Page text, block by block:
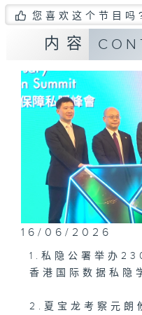
您喜欢这个节目吗
内容
16/06/2026
1.私隐公署举办
香港国际数据私隐
2.夏宝龙考察元朗